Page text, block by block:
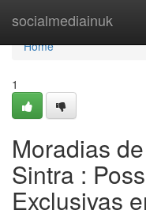
socialmediainuk
Home
Home
1
Moradias
Sintra :
Exclusivas